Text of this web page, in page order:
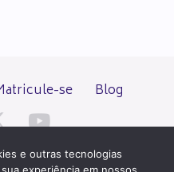
se Blog
e outras tecnologias